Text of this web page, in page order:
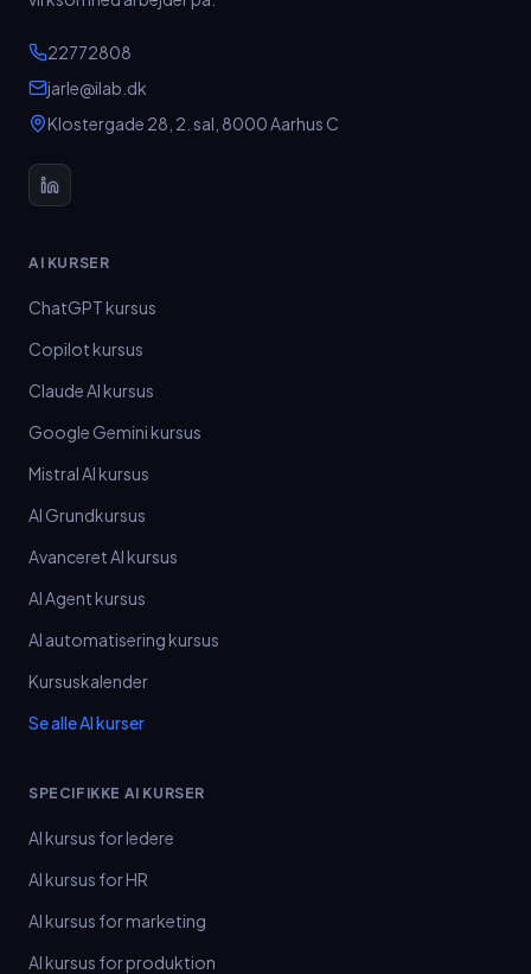
22772808
jarle@ilab.dk
Klostergade 28, 2. sal 8000Aarhus C
AI KURSER
ChatGPT kursus
Copilot kursus
Claude AI kursus
Google Gemini kursus
Mistral AI kursus
AI Grundkursus
Avanceret AI kursus
AI Agent kursus
AI automatisering kursus
Kursuskalender
Se alle AI kurser
SPECIFIKKE AI KURSER
AI kursus for ledere
AI kursus for HR
AI kursus for marketing
AI kursus for produktion